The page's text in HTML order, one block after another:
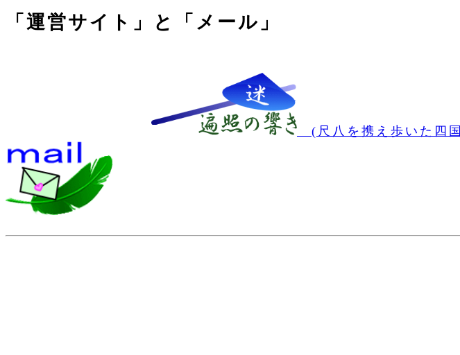
「運営サイト」と「メール」
(尺八を携え歩いた四